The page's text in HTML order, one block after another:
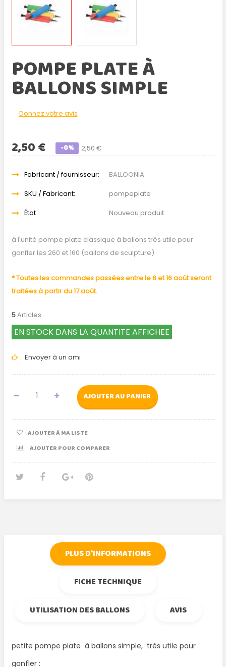
POMPE PLATE À
BALLONS SIMPLE
Donnez votre avis
2,50 €
2,50 € -0%
Fabricant / fournisseur:
BALLOONIA
SKU / Fabricant:
pompeplate
État :
Nouveau produit
à l'unité pompe plate classique à ballons très utile pour
gonfler les 260 et 160 (ballons de sculpture)
* Toutes les commandes passées entre le 6 et 16 août seront
traitées à partir du 17 août.
5Articles
EN STOCK DANS LA QUANTITE AFFICHEE
Envoyer à un ami
AJOUTER AU PANIER
AJOUTER À MA LISTE
AJOUTER POUR COMPARER
PLUS D'INFORMATIONS
FICHE TECHNIQUE
UTILISATION DES BALLONS
AVIS
petite pompe plate à ballons simple, très utile pour
gonfler :